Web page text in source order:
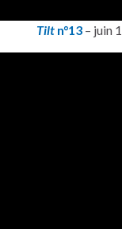
Tiltn°13– juin